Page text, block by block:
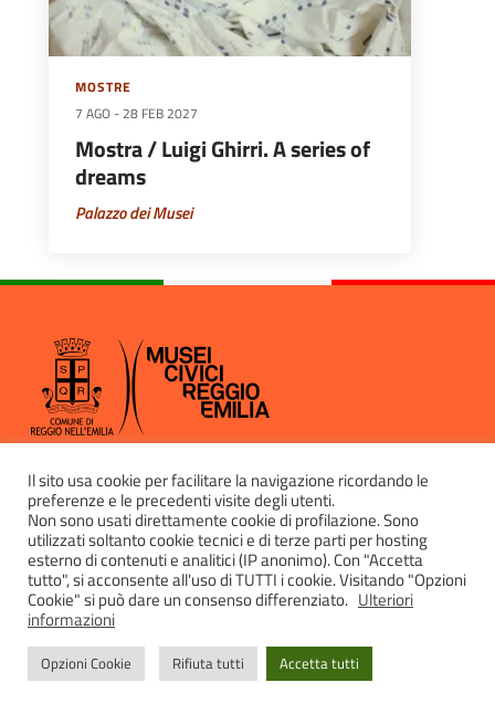
MOSTRE
7 AGO -28 FEB 2027
Mostra / Luigi Ghirri. A series of
dreams
Palazzo dei Musei
Direzione e uffici: Via Palazzolo, 2
42121 Reggio Emilia
Tel 0522 456816
Scrivi a:musei@comune.re.it
SOSTIENI I MUSEI
Sponsorship
Il sito usa cookie per facilitare la navigazione ricordando le
preferenze e le precedenti visite degli utenti.
Non sono usati direttamente cookie di profilazione. Sono
utilizzati soltanto cookie tecnici e di terze parti per hosting
esterno di contenuti e analitici (IP anonimo). Con "Accetta
tutto", si acconsente all'uso di TUTTI i cookie. Visitando "Opzioni
Cookie" si può dare un consenso differenziato. Ulteriori
informazioni
Opzioni Cookie Rifiuta tutti Accetta tutti